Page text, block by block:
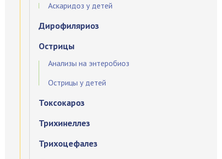
Аскаридоз у детей
Дирофиляриоз
Острицы
Анализы на энтеробиоз
Острицы у детей
Токсокароз
Трихинеллез
Трихоцефалез